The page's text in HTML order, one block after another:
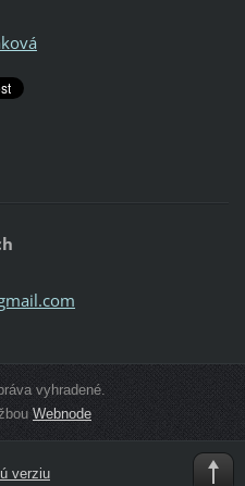
l.com
vyhradené.
Webnode
verziu